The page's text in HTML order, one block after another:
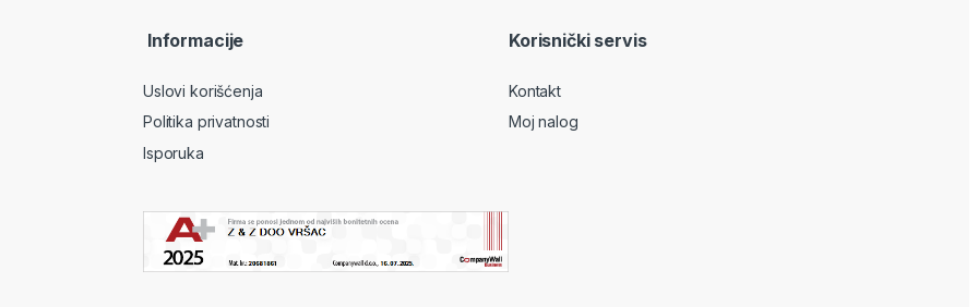
Informacije
Uslovi korišćenja
Politika privatnosti
Isporuka
Korisnički servis
Kontakt
Moj nalog